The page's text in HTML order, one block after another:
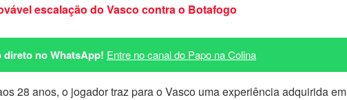
escalação do Vasco contra o Botafogo
direto no WhatsApp! Entre no canal do Papo na Colina
28 anos, o jogador traz para o Vasco uma experiência adquirida em